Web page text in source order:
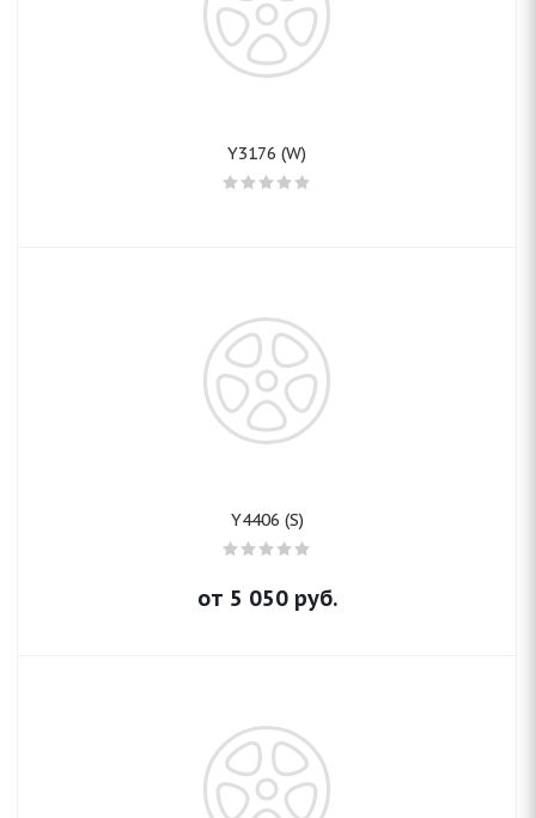
Y3176 (W)
Y4406 (S)
от 5 050руб.